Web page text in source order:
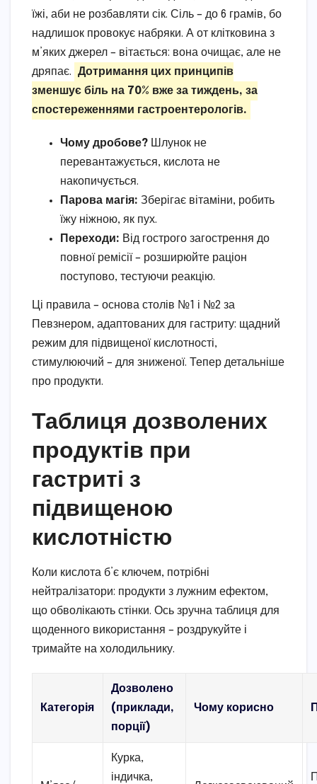
їжі, аби не розбавляти сік. Сіль – до 6 грамів, бо
надлишок провокує набряки. А от клітковина з
м’яких джерел – вітається: вона очищає, але не
дряпає. Дотримання цих принципів
зменшує біль на 70% вже за тиждень, за
спостереженнями гастроентерологів.
Чому дробове? Шлунок не
перевантажується, кислота не
накопичується.
Парова магія: Зберігає вітаміни, робить
їжу ніжною, як пух.
Переходи: Від гострого загострення до
повної ремісії – розширюйте раціон
поступово, тестуючи реакцію.
Ці правила – основа столів №1 і №2 за
Певзнером, адаптованих для гастриту: щадний
режим для підвищеної кислотності,
стимулюючий – для зниженої. Тепер детальніше
про продукти.
Таблиця дозволених
продуктів при
гастриті з
підвищеною
кислотністю
Коли кислота б’є ключем, потрібні
нейтралізатори: продукти з лужним ефектом,
що обволікають стінки. Ось зручна таблиця для
щоденного використання – роздрукуйте і
тримайте на холодильнику.
Категорія
Дозволено
(приклади,
порції)
Чому корисно
Курка,
індичка,